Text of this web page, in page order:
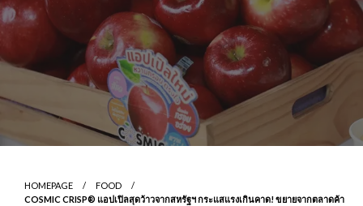
HOMEPAGE
FOOD
COSMIC CRISP® แอปเปิลสุดว้าวจากสหรัฐฯ กระแสแรงเกินคาด! ขยายจากตลาดค้า